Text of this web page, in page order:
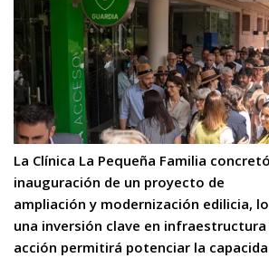
La Clínica La Pequeña Familia
inauguración de un proyecto de
ampliación y modernización edilicia,
una inversión clave en
acción permitirá potenciar la